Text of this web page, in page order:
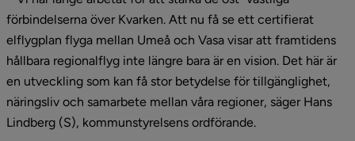
förbindelserna över Kvarken. Att nu få se ett certifierat
elflygplan flyga mellan Umeå och Vasa visar att framtidens
hållbara regionalflyg inte längre bara är en vision. Det här är
en utveckling som kan få stor betydelse för tillgänglighet,
näringsliv och samarbete mellan våra regioner, säger Hans
Lindberg (S), kommunstyrelsens ordförande.